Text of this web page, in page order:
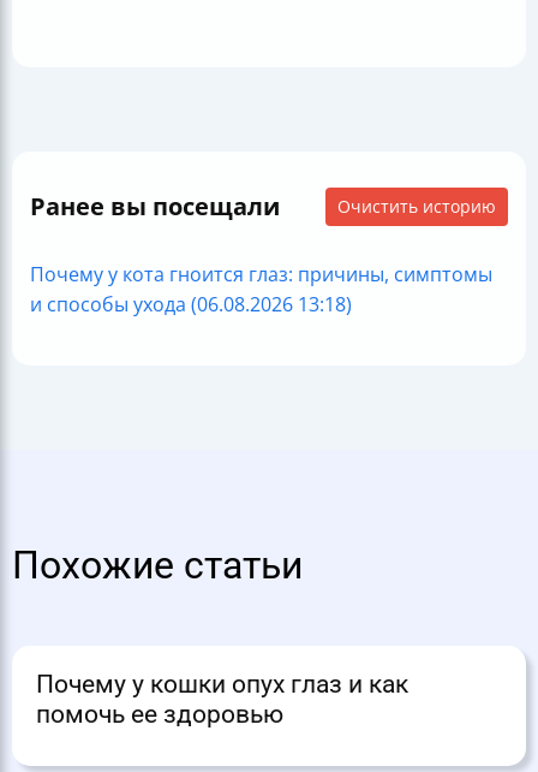
Ранее вы посещали Очистить историю
Почему у кота гноится глаз: причины, симптомы
и способы ухода (06.08.2026 13:18)
Похожие статьи
Почему у кошки опух глаз и как
помочь ее здоровью